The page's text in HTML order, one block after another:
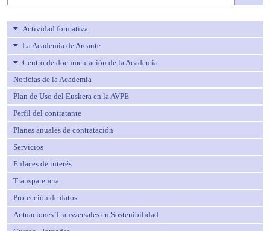
Actividad formativa
La Academia de Arcaute
Centro de documentación de la Academia
Noticias de la Academia
Plan de Uso del Euskera en la AVPE
Perfil del contratante
Planes anuales de contratación
Servicios
Enlaces de interés
Transparencia
Protección de datos
Actuaciones Transversales en Sostenibilidad